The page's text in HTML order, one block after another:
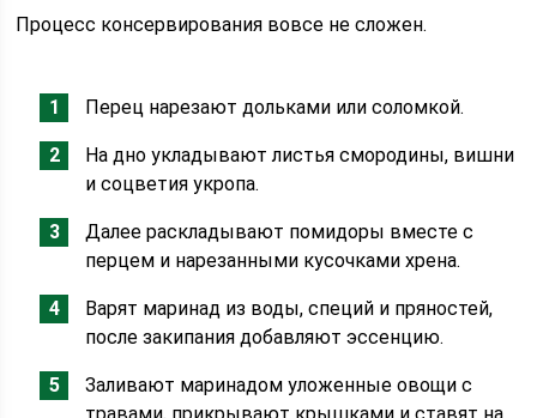
Процесс консервирования вовсе не сложен.
Перец нарезают дольками или соломкой.
На дно укладывают листья смородины, вишни
и соцветия укропа.
Далее раскладывают помидоры вместе с
перцем и нарезанными кусочками хрена.
Варят маринад из воды, специй и пряностей,
после закипания добавляют эссенцию.
Заливают маринадом уложенные овощи с